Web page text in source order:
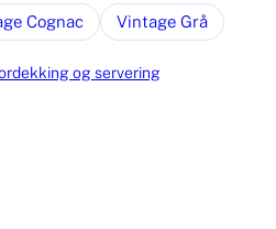
Cognac Vintage Grå
og servering